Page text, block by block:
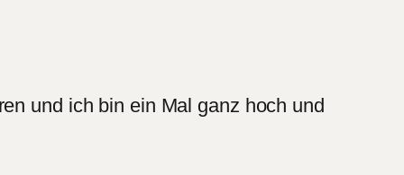
und ich bin ein Mal ganz hoch und